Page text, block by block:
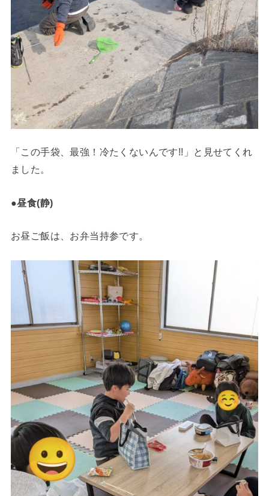
「この手袋、最強！冷たくないんです!!」と見せてくれ
ました。
●昼食(静)
お昼ご飯は、お弁当持参です。